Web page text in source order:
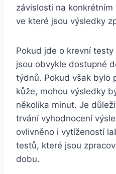
‌závislosti ‍na
ve které jsou výsledky
Pokud jde o‍ krevní
jsou‌ obvykle dostupné
týdnů. Pokud však bylo
kůže, ‍mohou výsledky
několika minut. Je
trvání vyhodnocení
ovlivněno⁤ i vytížeností
testů, které‌ jsou
dobu.